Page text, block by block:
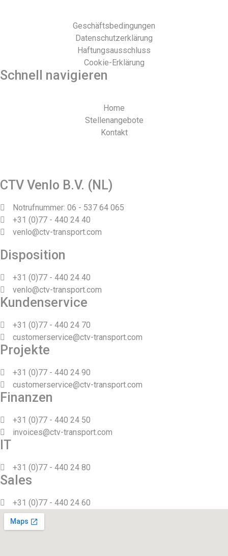
Geschäftsbedingungen
Datenschutzerklärung
Haftungsausschluss
Cookie-Erklärung
Schnell navigieren
Home
Stellenangebote
Kontakt
CTV Venlo B.V. (NL)
Notrufnummer: 06 - 537 64 065
+31 (0)77 - 440 24 40
venlo@ctv-transport.com
Disposition
+31 (0)77 - 440 24 40
venlo@ctv-transport.com
Kundenservice
+31 (0)77 - 440 24 70
customerservice@ctv-transport.com
Projekte
+31 (0)77 - 440 24 90
customerservice@ctv-transport.com
Finanzen
+31 (0)77 - 440 24 50
invoices@ctv-transport.com
IT
+31 (0)77 - 440 24 80
Sales
+31 (0)77 - 440 24 60